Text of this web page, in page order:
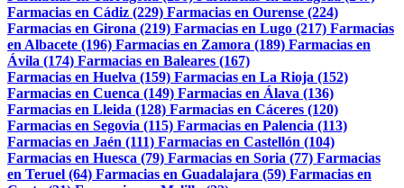
Farmacias en Cádiz (229) Farmacias en Ourense (224)
Farmacias en Girona (219) Farmacias en Lugo (217) Farmacias
en Albacete (196) Farmacias en Zamora (189) Farmacias en
Ávila (174) Farmacias en Baleares (167)
Farmacias en Huelva (159) Farmacias en La Rioja (152)
Farmacias en Cuenca (149) Farmacias en Álava (136)
Farmacias en Lleida (128) Farmacias en Cáceres (120)
Farmacias en Segovia (115) Farmacias en Palencia (113)
Farmacias en Jaén (111) Farmacias en Castellón (104)
Farmacias en Huesca (79) Farmacias en Soria (77) Farmacias
en Teruel (64) Farmacias en Guadalajara (59) Farmacias en